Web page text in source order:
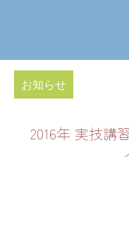
お知らせ
2016年 実技講